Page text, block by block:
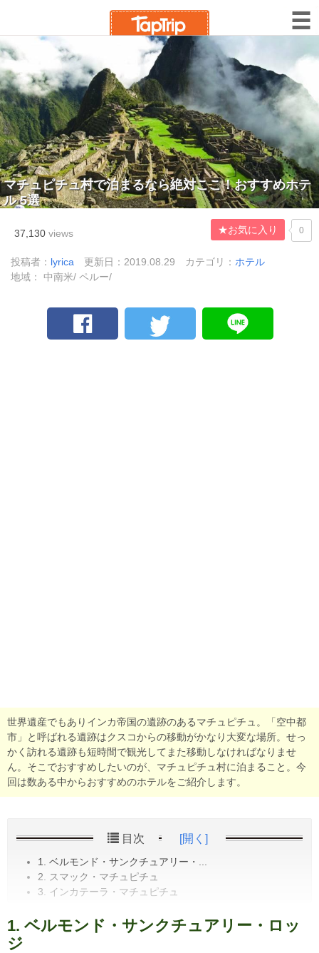
マチュピチュ村で泊まるなら絶対ここ！おすすめホテ
ル 5選
37,130 views ★お気に入り 0
投稿者： lyrica 更新日：2019.08.29 カテゴリ： ホテル
地域： 中南米/ ペルー/
世界遺産でもありインカ帝国の遺跡のあるマチュピチュ。「空中都
市」と呼ばれる遺跡はクスコからの移動がかなり大変な場所。せっ
かく訪れる遺跡も短時間で観光してまた移動しなければなりませ
ん。そこでおすすめしたいのが、マチュピチュ村に泊まること。今
回は数ある中からおすすめのホテルをご紹介します。
目次 [開く]
1. ベルモンド・サンクチュアリー・...
2. スマック・マチュピチュ
3. インカテーラ・マチュピチュ
1. ベルモンド・サンクチュアリー・ロッ
ジ